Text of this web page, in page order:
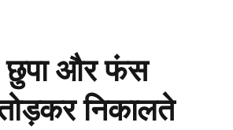
छुपा और फंस
निकालते